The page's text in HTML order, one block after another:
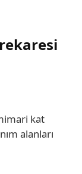
kat
alanları